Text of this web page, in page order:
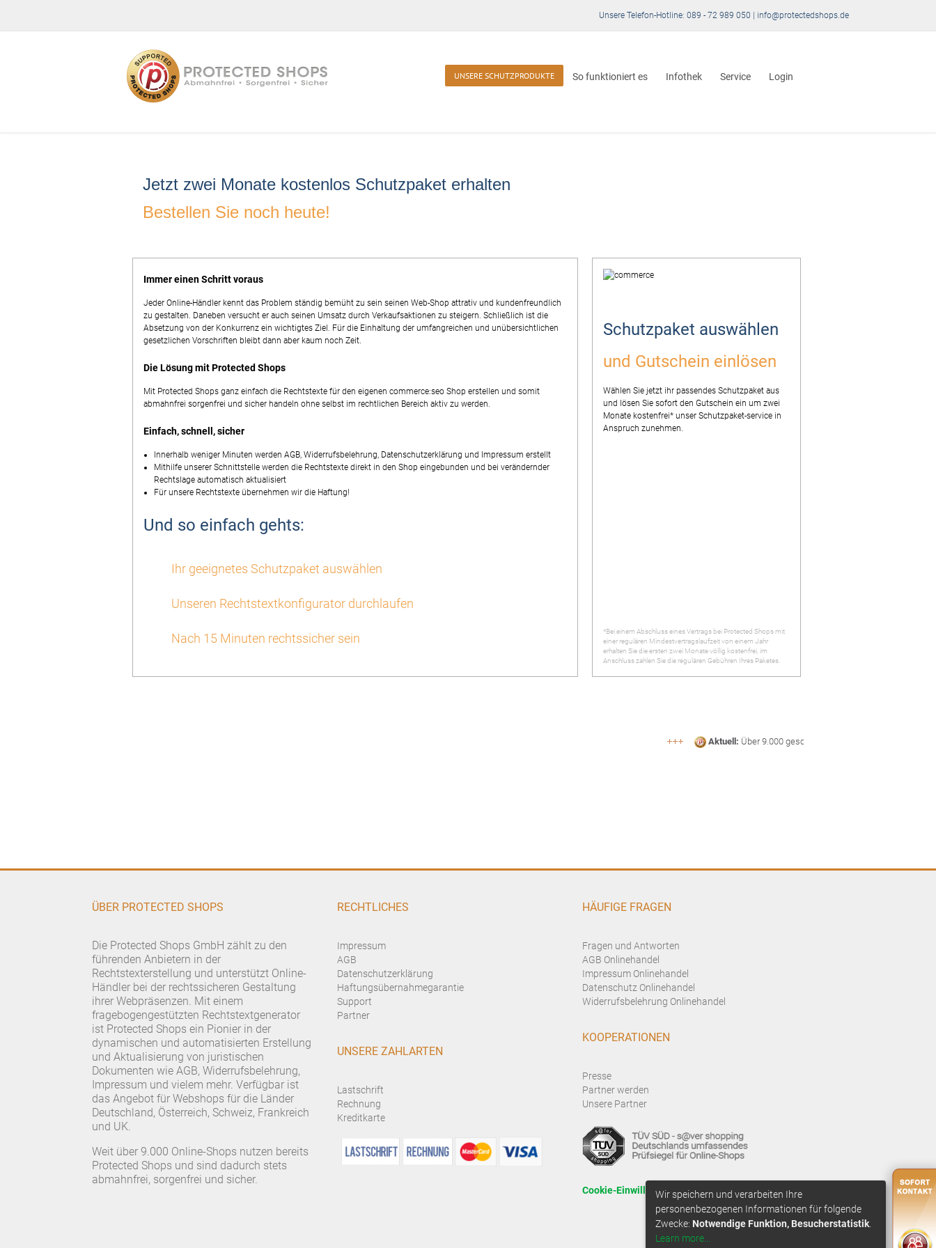
Unsere Telefon-Hotline: 089 - 72 989 050 | info@protectedshops.de
UNSERE SCHUTZPRODUKTE So funktioniert es Infothek Service Login
Jetzt zwei Monate kostenlos Schutzpaket erhalten
Bestellen Sie noch heute!
Immer einen Schritt voraus
Jeder Online-Händler kennt das Problem ständig bemüht zu sein seinen Web-Shop attrativ und kundenfreundlich
zu gestalten. Daneben versucht er auch seinen Umsatz durch Verkaufsaktionen zu steigern. Schließlich ist die
Absetzung von der Konkurrenz ein wichtigtes Ziel. Für die Einhaltung der umfangreichen und unübersichtlichen
gesetzlichen Vorschriften bleibt dann aber kaum noch Zeit.
Die Lösung mit Protected Shops
Mit Protected Shops ganz einfach die Rechtstexte für den eigenen commerce:seo Shop erstellen und somit
abmahnfrei sorgenfrei und sicher handeln ohne selbst im rechtlichen Bereich aktiv zu werden.
Einfach, schnell, sicher
Innerhalb weniger Minuten werden AGB, Widerrufsbelehrung, Datenschutzerklärung und Impressum erstellt
Mithilfe unserer Schnittstelle werden die Rechtstexte direkt in den Shop eingebunden und bei verändernder
Rechtslage automatisch aktualisiert
Für unsere Rechtstexte übernehmen wir die Haftung!
Und so einfach gehts:
Ihr geeignetes Schutzpaket auswählen
Unseren Rechtstextkonfigurator durchlaufen
Nach 15 Minuten rechtssicher sein
Schutzpaket auswählen
und Gutschein einlösen
Wählen Sie jetzt ihr passendes Schutzpaket aus
und lösen Sie sofort den Gutschein ein um zwei
Monate kostenfrei* unser Schutzpaket-service in
Anspruch zunehmen.
*Bei einem Abschluss eines Vertrags bei Protected Shops mit
einer regulären Mindestvertragslaufzeit von einem Jahr
erhalten Sie die ersten zwei Monate völlig kostenfrei, im
Anschluss zahlen Sie die regulären Gebühren Ihres Paketes.
Aktuell:Über 9.000 geschützte Shops
ÜBER PROTECTED SHOPS
Die Protected Shops GmbH zählt zu den
führenden Anbietern in der
Rechtstexterstellung und unterstützt Online-
Händler bei der rechtssicheren Gestaltung
ihrer Webpräsenzen. Mit einem
fragebogengestützten Rechtstextgenerator
ist Protected Shops ein Pionier in der
dynamischen und automatisierten Erstellung
und Aktualisierung von juristischen
Dokumenten wie AGB, Widerrufsbelehrung,
Impressum und vielem mehr. Verfügbar ist
das Angebot für Webshops für die Länder
Deutschland, Österreich, Schweiz, Frankreich
und UK.
Weit über 9.000 Online-Shops nutzen bereits
Protected Shops und sind dadurch stets
abmahnfrei, sorgenfrei und sicher.
RECHTLICHES
Impressum
AGB
Datenschutzerklärung
Haftungsübernahmegarantie
Support
Partner
UNSERE ZAHLARTEN
Lastschrift
Rechnung
Kreditkarte
HÄUFIGE FRAGEN
Fragen und Antworten
AGB Onlinehandel
Impressum Onlinehandel
Datenschutz Onlinehandel
Widerrufsbelehrung Onlinehandel
KOOPERATIONEN
Presse
Partner werden
Unsere Partner
Cookie-Einwilligung anpassenWir speichern und verarbeiten Ihre
personenbezogenen Informationen für folgende
Zwecke: Notwendige Funktion, Besucherstatistik
Learn more...